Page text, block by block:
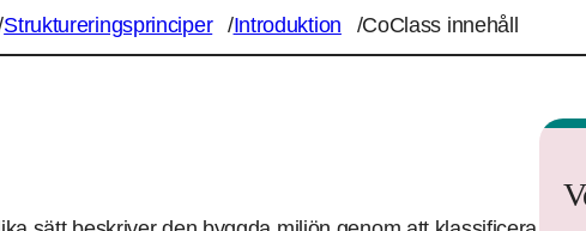
Struktureringsprinciper /Introduktion /CoClass innehåll